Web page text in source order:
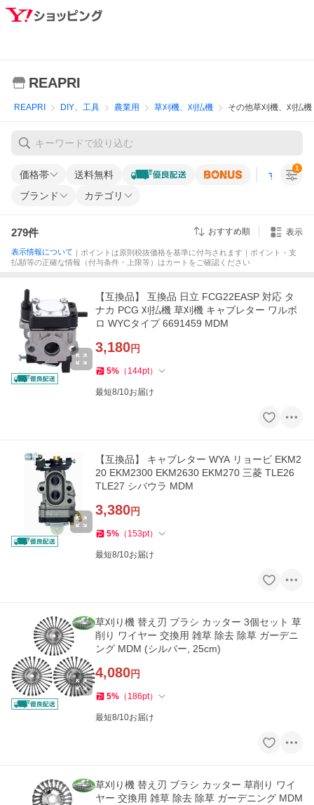
REAPRI
REAPRI DIY、工具 農業用 草刈機、刈払機 その他草刈機、刈払機
価格帯 送料無料 すべての条
ブランド カテゴリ
1
279件 おすすめ順 表示
表示情報について ｜ポイントは原則税抜価格を基準に付与されます｜ポイント・支
払額等の正確な情報（付与条件・上限等）はカートをご確認ください
【互換品】 互換品 日立 FCG22EASP 対応 タ
ナカ PCG 刈払機 草刈機 キャブレター ワルボ
ロ WYCタイプ 6691459 MDM
3,180円
5% （ 144pt）
最短8/10お届け
【互換品】 キャブレター WYA リョービ EKM2
20 EKM2300 EKM2630 EKM270 三菱 TLE26
TLE27 シバウラ MDM
3,380円
5% （ 153pt）
最短8/10お届け
草刈り機 替え刃 ブラシ カッター 3個セット 草
削り ワイヤー 交換用 雑草 除去 除草 ガーデニ
ング MDM (シルバー, 25cm)
4,080円
5% （ 186pt）
最短8/10お届け
草刈り機 替え刃 ブラシ カッター 草削り ワイ
ヤー 交換用 雑草 除去 除草 ガーデニング MDM